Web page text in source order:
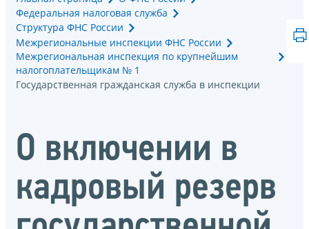
Федеральная налоговая служба
Структура ФНС России
Межрегиональные инспекции ФНС России
Межрегиональная инспекция по крупнейшим
налогоплательщикам № 1
Государственная гражданская служба в инспекции
О включении в
кадровый резерв